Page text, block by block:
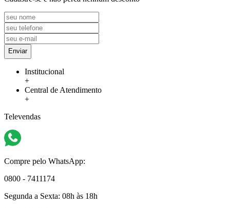
Enviar
Institucional
+
Central de Atendimento
+
Televendas
Compre pelo WhatsApp:
0800 - 7411174
Segunda a Sexta: 08h às 18h